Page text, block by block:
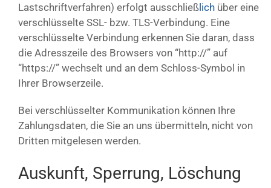
Lastschriftverfahren) erfolgt ausschließlichüber eine
verschlüsselte SSL- bzw. TLS-Verbindung. Eine
verschlüsselte Verbindung erkennen Sie daran, dass
die Adresszeile des Browsers von “http://” auf
“https://” wechselt und an dem Schloss-Symbol in
Ihrer Browserzeile.
Bei verschlüsselter Kommunikation können Ihre
Zahlungsdaten, die Sie an uns übermitteln, nicht von
Dritten mitgelesen werden.
Auskunft, Sperrung, Löschung